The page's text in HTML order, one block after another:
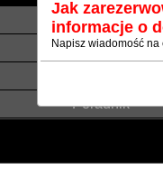
Termin realizacji
Poradnik
Jak
informacje o
Napisz wiadomość na